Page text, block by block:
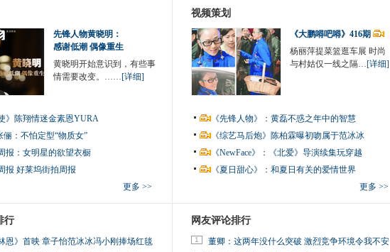
先锋人物黄晓明：
感谢低潮 偶像重生
黄晓明开始意识到，有些事
情需要改变。……[详细]
》陈翔情迷金素恩YURA
俪：不怕定型“物质女”
报：女明星的欲望衣橱
报 好莱坞街拍周报
更多 >>
视频策划
《大鹏嘚吧嘚》416期
杨丽萍提菜篮逛车展 时尚
与村姑仅一线之隔…[详细]
《先锋人物》：黄磊不惑之年中的智慧
《综艺马后炮》陈柏霖曝初吻属于范冰冰
《NewFace》：《北爱》导演续集玩穿越
《夏日甜心》：和夏日有关的爱情世界
更多 >>
行
恩》首映 章子怡范冰冰冯小刚捧场红毯
网友评论排行
1 董卿：这两年没什么突破 激烈竞争环境令我不安